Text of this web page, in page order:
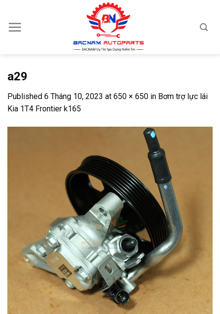
content
a29
Published 6 Tháng 10, 2023 at 650 × 650 in Bơm trợ lực lái
Kia 1T4 Frontier k165